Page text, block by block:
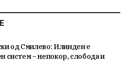
од Смилево: Илинден е
систем – непокор, слобода и